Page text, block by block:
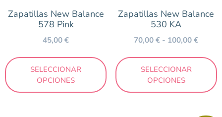
Geox
New Balance
Pablosky
Zapatillas New Balance
578 Pink
45,00€
SELECCIONAR
OPCIONES
Zapatillas New Balance
530 KA
70,00€ - 100,00€
SELECCIONAR
OPCIONES